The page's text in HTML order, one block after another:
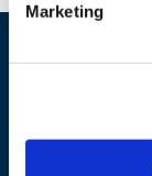
Marketing